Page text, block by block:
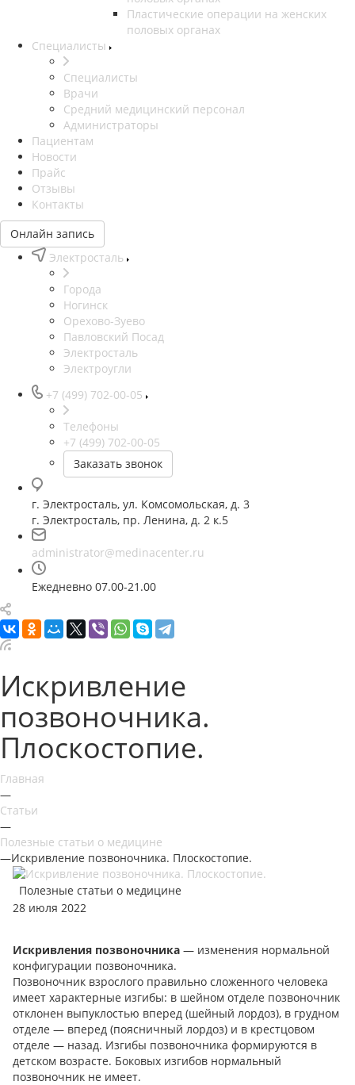
Пластические операции на женских
половых органах
Специалисты
Специалисты
Врачи
Средний медицинский персонал
Администраторы
Пациентам
Новости
Прайс
Отзывы
Контакты
Онлайн запись
Электросталь
Города
Ногинск
Орехово-Зуево
Павловский Посад
Электросталь
Электроугли
+7 (499) 702-00-05
Телефоны
+7 (499) 702-00-05
Заказать звонок
г. Электросталь, ул. Комсомольская, д. 3
г. Электросталь, пр. Ленина, д. 2 к.5
administrator@medinacenter.ru
Ежедневно 07.00-21.00
Искривление
позвоночника.
Плоскостопие.
Главная
—
Статьи
—
Полезные статьи о медицине
—Искривление позвоночника. Плоскостопие.
Полезные статьи о медицине
28 июля 2022
Искривления позвоночника — изменения нормальной
конфигурации позвоночника.
Позвоночник взрослого правильно сложенного человека
имеет характерные изгибы: в шейном отделе позвоночник
отклонен выпуклостью вперед (шейный лордоз), в грудном
отделе — вперед (поясничный лордоз) и в крестцовом
отделе — назад. Изгибы позвоночника формируются в
детском возрасте. Боковых изгибов нормальный
позвоночник не имеет.